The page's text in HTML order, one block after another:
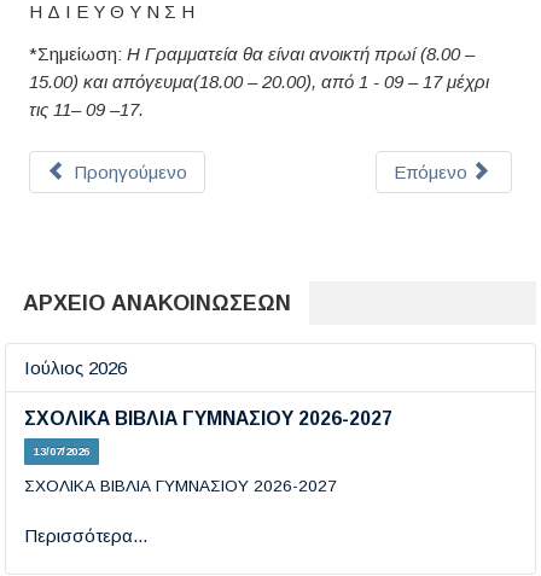
Η Δ Ι Ε Υ Θ Υ Ν Σ Η
*Σημείωση:Η Γραμματεία θα είναι ανοικτή πρωί (8.00 –
15.00) και απόγευμα(18.00 – 20.00), από 1 - 09 – 17 μέχρι
τις 11– 09 –17.
Προηγούμενο Επόμενο
ΑΡΧΕΙΟ ΑΝΑΚΟΙΝΩΣΕΩΝ
Ιούλιος 2026
ΣΧΟΛΙΚΑ ΒΙΒΛΙΑ ΓΥΜΝΑΣΙΟΥ 2026-2027
13/07/2026
ΣΧΟΛΙΚΑ ΒΙΒΛΙΑ ΓΥΜΝΑΣΙΟΥ 2026-2027
Περισσότερα...